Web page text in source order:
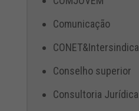
Comunicação
CONET&Intersindical
Conselho superior
Consultoria Jurídica